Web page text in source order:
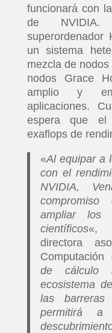
funcionará con
de
un sistema
mezcla de
nodos Grace
amplio y
aplicaciones.
espera que
exaflops de
«Al equipar a
con el
NVIDIA,
ampliar los
científicos«,
directora
de cálculo
ecosistema
las
permitirá a